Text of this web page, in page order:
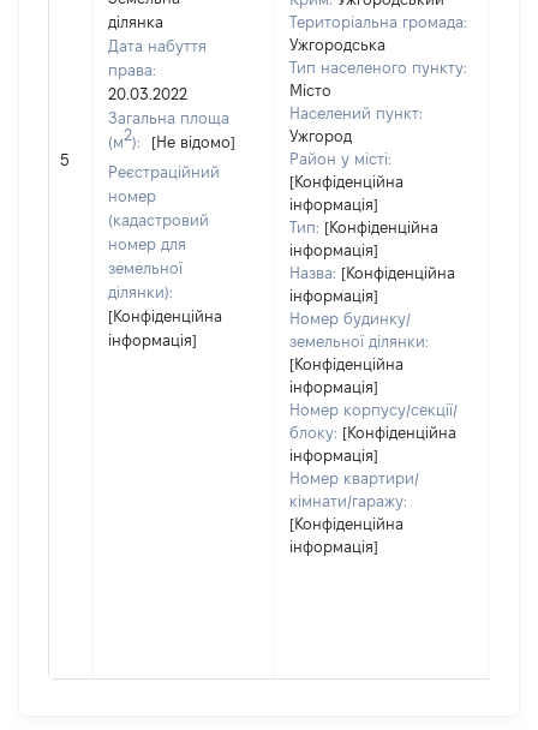
5
ділянка
Дата набуття
права:
20.03.2022
Загальна площа
(м2):
[Не відомо]
Реєстраційний
номер
(кадастровий
номер для
земельної
ділянки):
[Конфіденційна
інформація]
Територіальна громада:
Ужгородська
Тип населеного пункту:
Місто
Населений пункт:
Ужгород
Район у місті:
[Конфіденційна
інформація]
Тип: [Конфіденційна
інформація]
Назва: [Конфіденційна
інформація]
Номер будинку/
земельної ділянки:
[Конфіденційна
інформація]
Номер корпусу/секції/
блоку: [Конфіденційна
інформація]
Номер квартири/
кімнати/гаражу:
[Конфіденційна
інформація]